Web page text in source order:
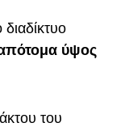
ύψος
του